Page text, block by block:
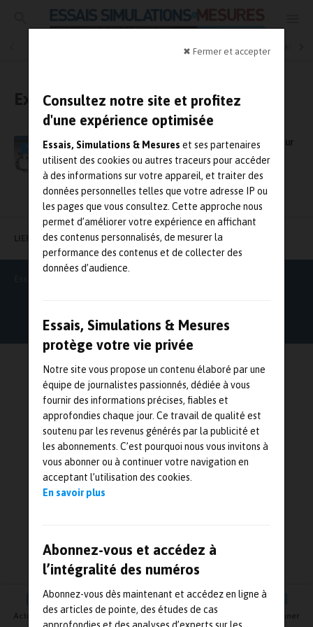
✖ Fermer et accepter
Consultez notre site et profitez
d'une expérience optimisée
Essais, Simulations & Mesures et ses partenaires
utilisent des cookies ou autres traceurs pour accéder
à des informations sur votre appareil, et traiter des
données personnelles telles que votre adresse IP ou
les pages que vous consultez. Cette approche nous
permet d’améliorer votre expérience en affichant
des contenus personnalisés, de mesurer la
performance des contenus et de collecter des
données d’audience.
Essais, Simulations & Mesures
protège votre vie privée
Notre site vous propose un contenu élaboré par une
équipe de journalistes passionnés, dédiée à vous
fournir des informations précises, fiables et
approfondies chaque jour. Ce travail de qualité est
soutenu par les revenus générés par la publicité et
les abonnements. C’est pourquoi nous vous invitons à
vous abonner ou à continuer votre navigation en
acceptant l’utilisation des cookies.
En savoir plus
Abonnez-vous et accédez à
l’intégralité des numéros
Abonnez-vous dès maintenant et accédez en ligne à
des articles de pointe, des études de cas
Contrôle Qualité
Export
Export Control Compliance, une solution pour
guider les entreprises dans leur mise en
conformité
VIDÉO
Actualités Agenda Newsletter Vidéos S'abonner
LIENS UTILES